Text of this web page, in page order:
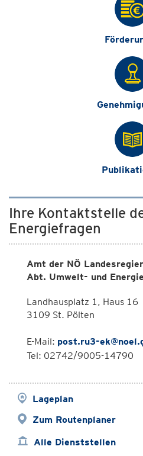
Ihre Kontaktstelle
Energiefragen
Amt der NÖ
Abt. Umwelt- und
Landhausplatz 1, Haus 16
3109 St. Pölten
E-Mail: post.ru3-
Tel: 02742/9005-14790
Lageplan
Zum Routenplaner
Alle Dienststellen